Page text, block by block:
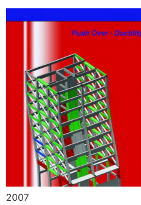
2007